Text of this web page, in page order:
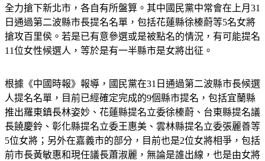
全力搶下新北市，各自有所盤算。其中國民黨中常會在上月31
日通過第二波縣市長提名名單，包括花蓮縣徐榛蔚等5名女將
搶攻百里侯。 若是已有意參選或是被點名的情況，有可能提名
11位女性候選人，等於是有一半縣市是女將出征。
根據《中國時報》報導，國民黨在31日通過第二波縣市長候選
人提名名單，目前已經確定完成的9個縣市提名， 包括宜蘭縣
推出羅東鎮長林姿妙、花蓮縣提名立委徐榛蔚、台東縣提名議
長饒慶鈴、彰化縣提名立委王惠美、雲林縣提名立委張麗善等
5位女將； 另外在嘉義市的部分，目前也是2位女將相爭，包括
前市長黃敏惠和現任議長蕭淑麗，無論是誰出線，也是由女將